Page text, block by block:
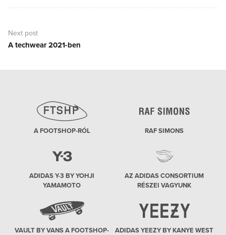
Next post
Next
A techwear 2021-ben
A FOOTSHOP-RÓL RAF SIMONS
ADIDAS Y-3 BY YOHJI
YAMAMOTO
AZ ADIDAS CONSORTIUM
RÉSZEI VAGYUNK
VAULT BY VANS A FOOTSHOP-
ADIDAS YEEZY BY KANYE WEST